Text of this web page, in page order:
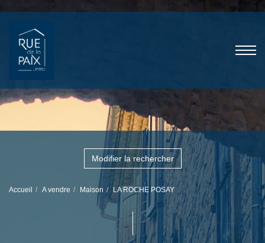
Modifier la rechercher
Accueil A vendre Maison LA ROCHE POSAY